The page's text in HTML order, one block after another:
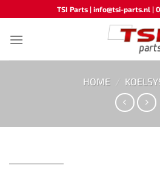
naar
inhoud
TSI Parts | info@tsi-parts.nl |
HOME /